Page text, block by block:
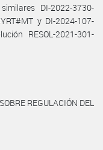
DI-2022-3730-
y DI-2024-107-
RESOL-2021-301-
REGULACIÓN DEL